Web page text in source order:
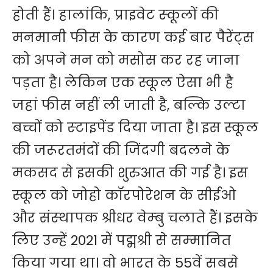
होती हैं। हालांकि, प्राइवेट स्‍कूलों की
मनमानी फीस के कारण कई बार पैरेंट्स
को अपने मन को मसोस कर रह जाना
पड़ता है। लेकिन एक स्कूल ऐसा भी है
जहां फीस नहीं ली जाती है, ​बल्कि उल्टा
बच्चों को स्‍टाइपेंड दिया जाता है। इस स्कूल
की जरूरतमंदों की जिंदगी बदलने के
मकसद से इसकी शुरुआत की गई है। इस
स्कूल को जोहो कॉरपोरेशन के सीईओ
और संस्‍थापक श्रीधर वेम्‍बु चलाते हैं। इसके
लिए उन्‍हें 2021 में पद्मश्री से सम्‍मानित
किया गया था। वो भारत के 55वें सबसे